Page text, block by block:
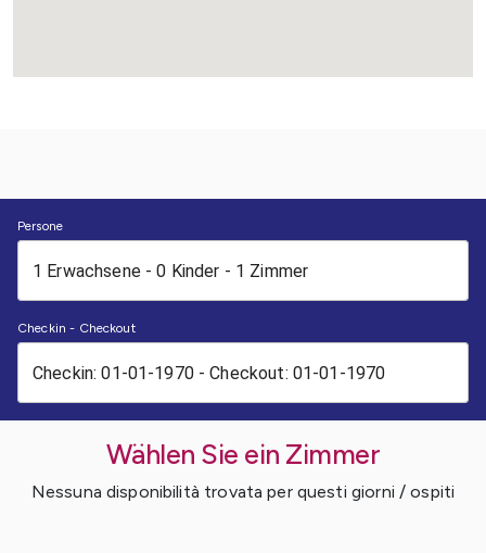
Persone
Checkin - Checkout
Wählen Sie ein Zimmer
Nessuna disponibilità trovata per questi giorni / ospiti